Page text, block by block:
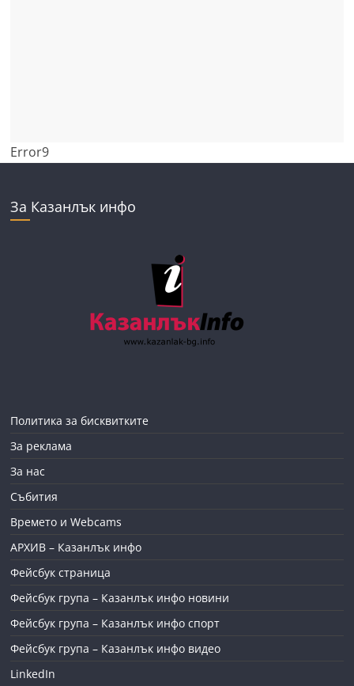
Error9
За Казанлък инфо
Политика за бисквитките
За реклама
За нас
Събития
Времето и Webcams
АРХИВ – Казанлък инфо
Фейсбук страница
Фейсбук група – Казанлък инфо новини
Фейсбук група – Казанлък инфо спорт
Фейсбук група – Казанлък инфо видео
LinkedIn